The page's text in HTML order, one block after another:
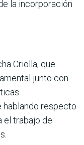
la incorporación
Criolla, que
junto con
hablando respecto
el trabajo de